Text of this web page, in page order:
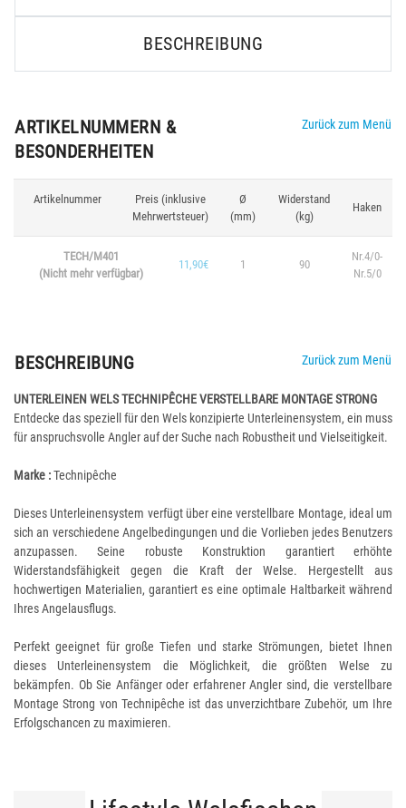
BESCHREIBUNG
ARTIKELNUMMERN &
BESONDERHEITEN
Zurück zum Menü
Artikelnummer
Preis (inklusive
Mehrwertsteuer)
Ø
(mm)
Widerstand
(kg)
Haken
TECH/M401
(Nicht mehr verfügbar)
11,90€ 1 90
Nr.4/0-
Nr.5/0
BESCHREIBUNG Zurück zum Menü
UNTERLEINEN WELS TECHNIPÊCHE VERSTELLBARE MONTAGE STRONG
Entdecke das speziell für den Wels konzipierte Unterleinensystem, ein muss
für anspruchsvolle Angler auf der Suche nach Robustheit und Vielseitigkeit.
Marke :Technipêche
Dieses Unterleinensystem verfügt über eine verstellbare Montage, ideal um
sich an verschiedene Angelbedingungen und die Vorlieben jedes Benutzers
anzupassen. Seine robuste Konstruktion garantiert erhöhte
Widerstandsfähigkeit gegen die Kraft der Welse. Hergestellt aus
hochwertigen Materialien, garantiert es eine optimale Haltbarkeit während
Ihres Angelausflugs.
Perfekt geeignet für große Tiefen und starke Strömungen, bietet Ihnen
dieses Unterleinensystem die Möglichkeit, die größten Welse zu
bekämpfen. Ob Sie Anfänger oder erfahrener Angler sind, die verstellbare
Montage Strong von Technipêche ist das unverzichtbare Zubehör, um Ihre
Erfolgschancen zu maximieren.